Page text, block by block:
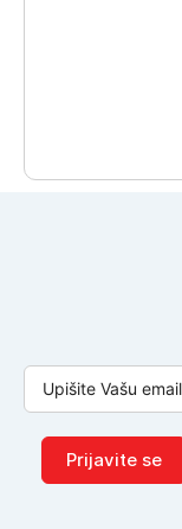
Prijavite se